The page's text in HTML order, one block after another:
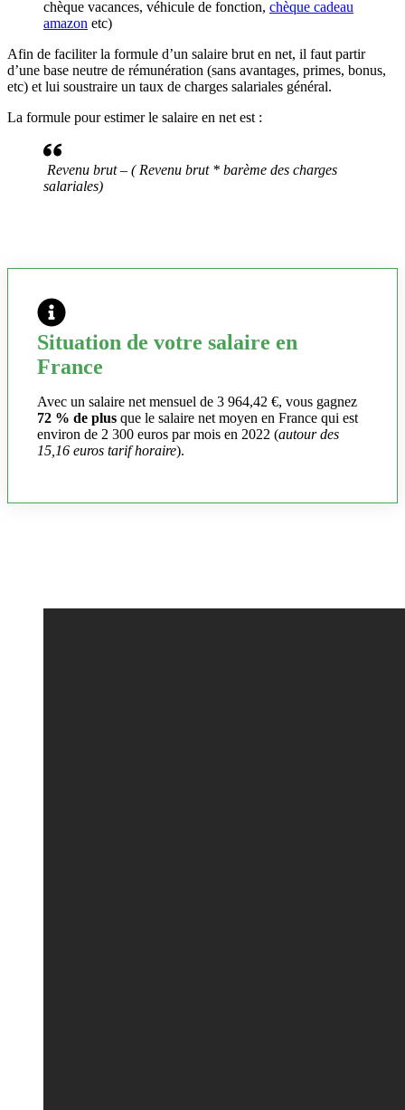
chèque vacances, véhicule de fonction, chèque cadeau
amazon etc)
Afin de faciliter la formule d’un salaire brut en net, il faut partir
d’une base neutre de rémunération (sans avantages, primes, bonus,
etc) et lui soustraire un taux de charges salariales général.
La formule pour estimer le salaire en net est :
Revenu brut – ( Revenu brut * barème des charges
salariales)
Situation de votre salaire en
France
Avec un salaire net mensuel de 3 964,42 €, vous gagnez
72 % de plus que le salaire net moyen en France qui est
environ de 2 300 euros par mois en 2022 (autour des
15,16 euros tarif horaire).